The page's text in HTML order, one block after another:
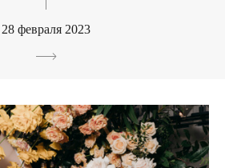
28 февраля 2023